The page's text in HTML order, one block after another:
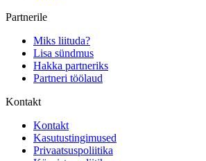
Partnerile
Miks liituda?
Lisa sündmus
Hakka partneriks
Partneri töölaud
Kontakt
Kontakt
Kasutustingimused
Privaatsuspoliitika